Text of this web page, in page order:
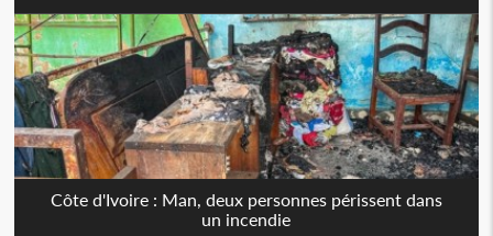
Côte d'Ivoire : Man, deux personnes périssent dans
un incendie